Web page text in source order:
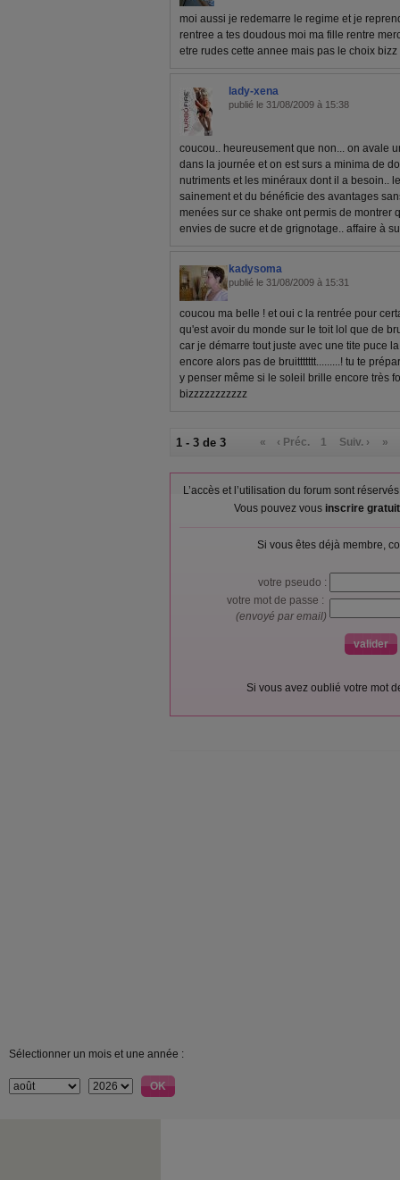
moi aussi je redemarre le regime et je
rentree a tes doudous moi ma fille rentre
etre rudes cette annee mais pas le choix
lady-xena
publié le 31/08/2009 à 15:38
coucou.. heureusement que non... on avale
dans la journée et on est surs a minima de
nutriments et les minéraux dont il a besoin..
sainement et du bénéficie des avantages
menées sur ce shake ont permis de montrer
envies de sucre et de grignotage.. affaire à
kadysoma
publié le 31/08/2009 à 15:31
coucou ma belle ! et oui c la rentrée pour
qu'est avoir du monde sur le toit lol que de
car je démarre tout juste avec une tite puce
encore alors pas de bruittttttt.........! tu te
y penser même si le soleil brille encore très
bizzzzzzzzzzz
1 - 3 de 3 « ‹ Préc. 1 Suiv. › »
L’accès et l’utilisation du forum sont
Vous pouvez vous inscrire
Si vous êtes déjà membre,
votre pseudo :
votre mot de passe :
(envoyé par email)
Si vous avez oublié votre mot
Sélectionner un mois et une année :